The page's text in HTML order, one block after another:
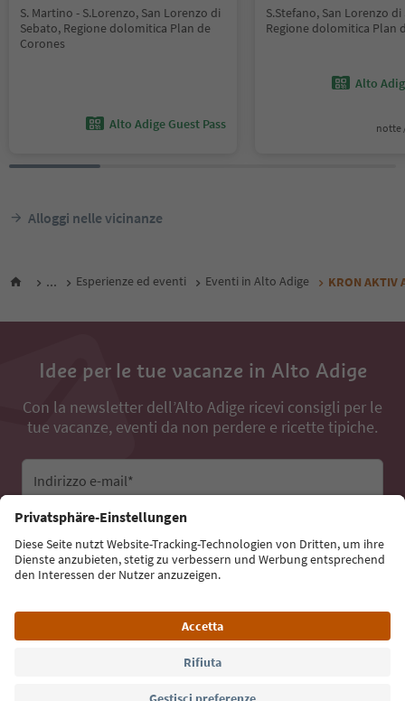
S. Martino - S.Lorenzo, San Lorenzo di
Sebato, Regione dolomitica Plan de
Corones
Alto Adige Guest Pass
S.Stefano, San Lorenzo
Regione dolomitica Plan
Alto
notte
Alloggi nelle vicinanze
... Esperienze ed eventi Eventi in Alto Adige KRON AKTIV
Idee per le tue vacanze in Alto Adige
Con la newsletter dell’Alto Adige ricevi consigli per le
tue vacanze, eventi da non perdere e ricette tipiche.
Indirizzo e-mail*
Iscriviti alla newsletter